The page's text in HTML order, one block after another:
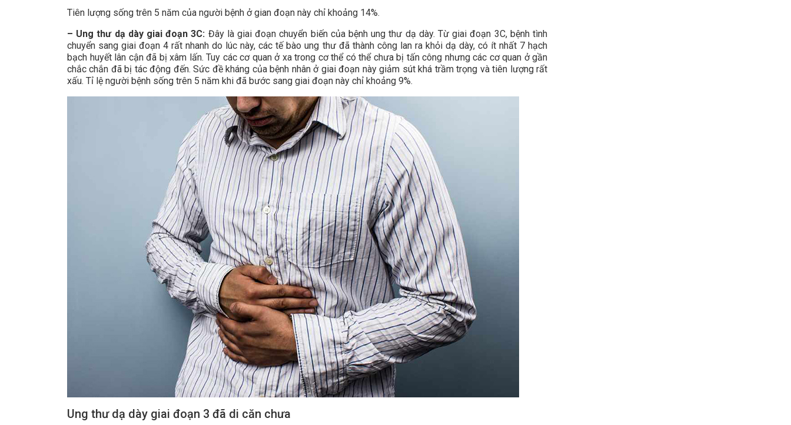
Tiên lượng sống trên 5 năm của người bệnh ở gian đoạn này chỉ khoảng 14%.
– Ung thư dạ dày giai đoạn 3C: Đây là giai đoạn chuyển biến của bệnh ung thư dạ dày. Từ giai đoạn 3C, bệnh tình
chuyển sang giai đoạn 4 rất nhanh do lúc này, các tế bào ung thư đã thành công lan ra khỏi dạ dày, có ít nhất 7 hạch
bạch huyết lân cận đã bị xâm lấn. Tuy các cơ quan ở xa trong cơ thể có thể chưa bị tấn công nhưng các cơ quan ở gần
chắc chắn đã bị tác động đến. Sức đề kháng của bệnh nhân ở giai đoạn này giảm sút khá trầm trọng và tiên lượng rất
xấu. Tỉ lệ người bệnh sống trên 5 năm khi đã bước sang giai đoạn này chỉ khoảng 9%.
Ung thư dạ dày giai đoạn 3 đã di căn chưa